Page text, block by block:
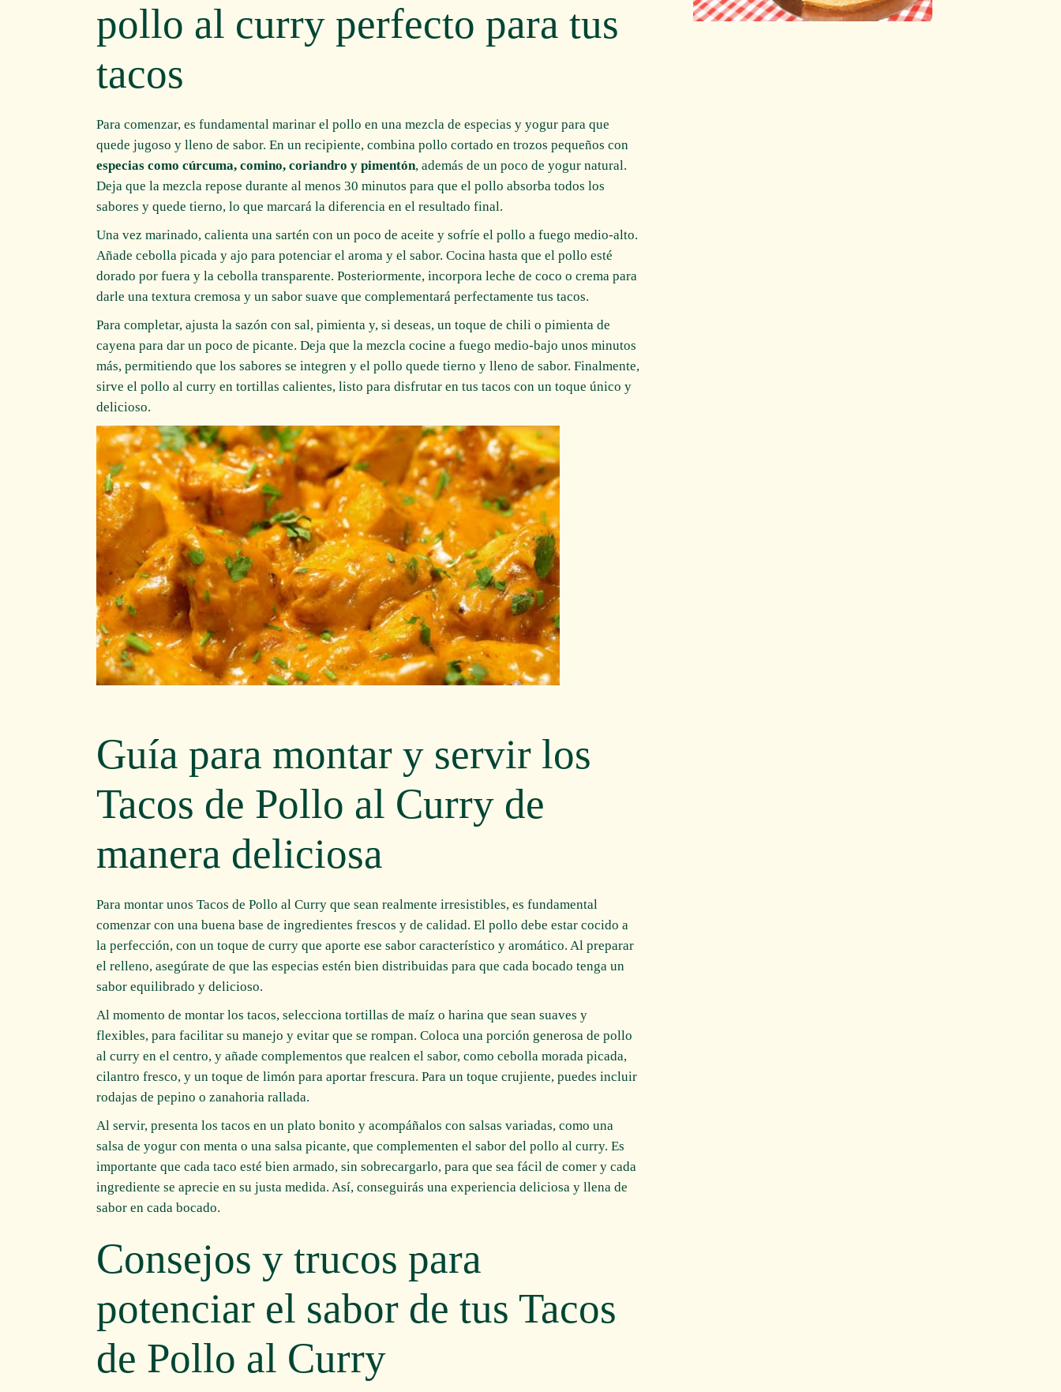
pollo al curry perfecto para tus
tacos
Para comenzar, es fundamental marinar el pollo en una mezcla de especias y yogur para que
quede jugoso y lleno de sabor. En un recipiente, combina pollo cortado en trozos pequeños con
especias como cúrcuma, comino, coriandro y pimentón, además de un poco de yogur natural.
Deja que la mezcla repose durante al menos 30 minutos para que el pollo absorba todos los
sabores y quede tierno, lo que marcará la diferencia en el resultado final.
Una vez marinado, calienta una sartén con un poco de aceite y sofríe el pollo a fuego medio-alto.
Añade cebolla picada y ajo para potenciar el aroma y el sabor. Cocina hasta que el pollo esté
dorado por fuera y la cebolla transparente. Posteriormente, incorpora leche de coco o crema para
darle una textura cremosa y un sabor suave que complementará perfectamente tus tacos.
Para completar, ajusta la sazón con sal, pimienta y, si deseas, un toque de chili o pimienta de
cayena para dar un poco de picante. Deja que la mezcla cocine a fuego medio-bajo unos minutos
más, permitiendo que los sabores se integren y el pollo quede tierno y lleno de sabor. Finalmente,
sirve el pollo al curry en tortillas calientes, listo para disfrutar en tus tacos con un toque único y
delicioso.
Guía para montar y servir los
Tacos de Pollo al Curry de
manera deliciosa
Para montar unos Tacos de Pollo al Curry que sean realmente irresistibles, es fundamental
comenzar con una buena base de ingredientes frescos y de calidad. El pollo debe estar cocido a
la perfección, con un toque de curry que aporte ese sabor característico y aromático. Al preparar
el relleno, asegúrate de que las especias estén bien distribuidas para que cada bocado tenga un
sabor equilibrado y delicioso.
Al momento de montar los tacos, selecciona tortillas de maíz o harina que sean suaves y
flexibles, para facilitar su manejo y evitar que se rompan. Coloca una porción generosa de pollo
al curry en el centro, y añade complementos que realcen el sabor, como cebolla morada picada,
cilantro fresco, y un toque de limón para aportar frescura. Para un toque crujiente, puedes incluir
rodajas de pepino o zanahoria rallada.
Al servir, presenta los tacos en un plato bonito y acompáñalos con salsas variadas, como una
salsa de yogur con menta o una salsa picante, que complementen el sabor del pollo al curry. Es
importante que cada taco esté bien armado, sin sobrecargarlo, para que sea fácil de comer y cada
ingrediente se aprecie en su justa medida. Así, conseguirás una experiencia deliciosa y llena de
sabor en cada bocado.
Consejos y trucos para
potenciar el sabor de tus Tacos
de Pollo al Curry